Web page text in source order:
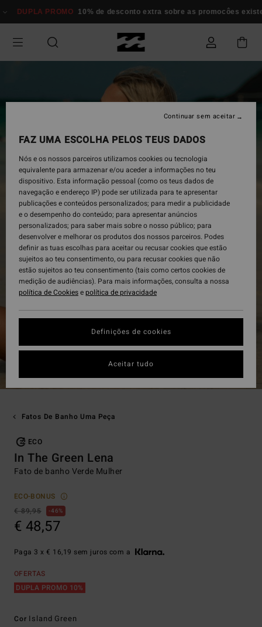
para
informação
produto
DUPLA PROMO 10% de desconto extra sobre as promocôes
Fatos De Banho Uma Peça
ECO
In The Green Lena
Fato de banho Verde Mulher
ECO-BONUS
€ 89,95
46%
€ 48,57
Paga 3 x € 16,19 sem juros com a
OFERTAS
DUPLA PROMO 10%
Cor Island Green
FAZ UMA ESCOLHA PELOS TEUS DADOS
Nós e os nossos parceiros utilizamos cookies ou tecnologia
equivalente para armazenar e/ou aceder a informações no teu
dispositivo. Esta informação pessoal (como os teus dados de
navegação e endereço IP) pode ser utilizada para te apresentar
publicações e conteúdos personalizados; para medir a publicidade
e o desempenho do conteúdo; para apresentar anúncios
personalizados; para saber mais sobre o nosso público; para
desenvolver e melhorar os produtos dos nossos parceiros. Podes
definir as tuas escolhas para aceitar ou recusar cookies que estão
sujeitos ao teu consentimento, ou para recusar cookies que não
estão sujeitos ao teu consentimento (tais como certos cookies de
medição de audiências). Para mais informações, consulta a nossa
política de Cookiesepolítica de privacidade
Definições de cookies
Continuar sem aceitar
Aceitar tudo